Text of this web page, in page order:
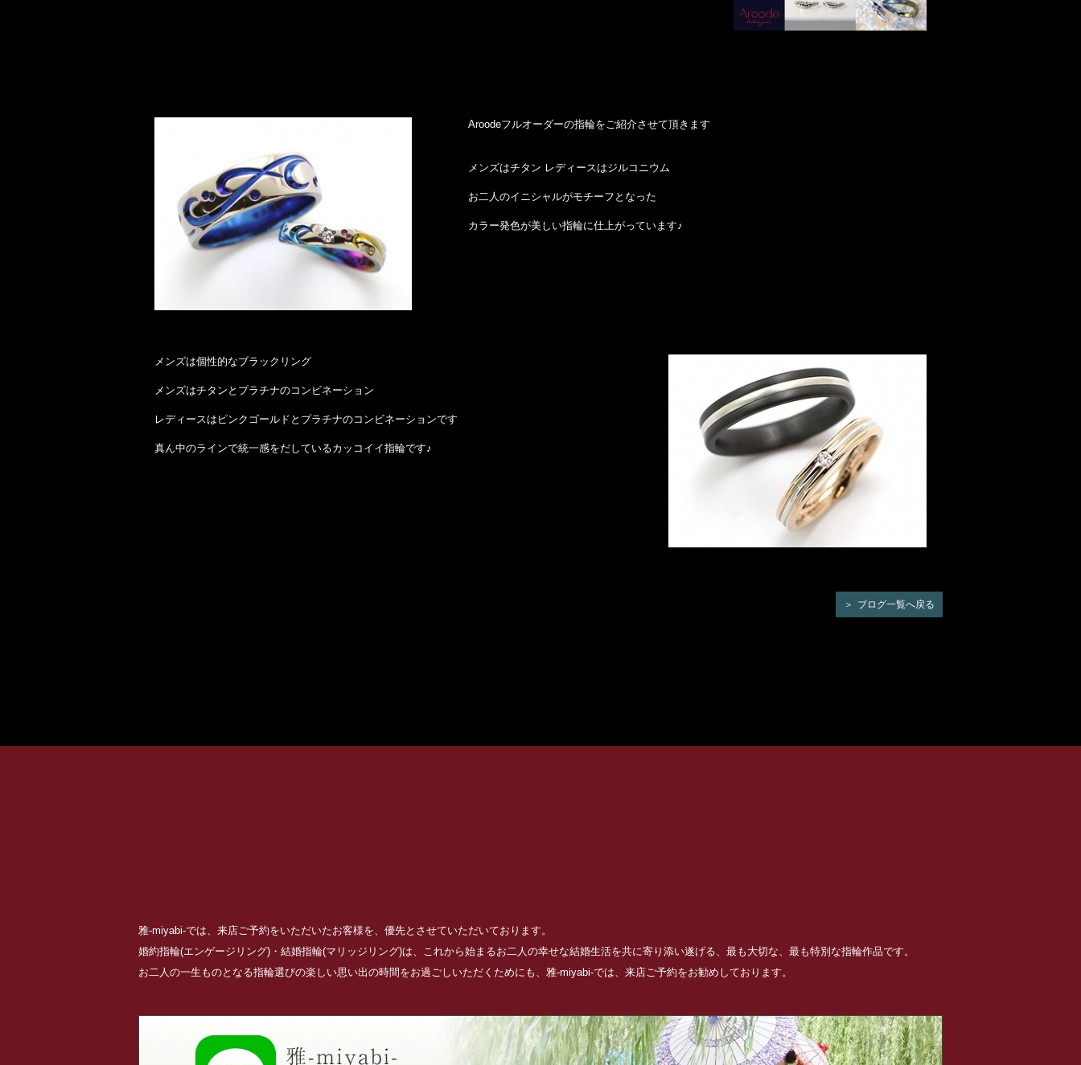
Aroodeフルオーダーの指輪をご紹介させて頂きます
メンズはチタン レディースはジルコニウム
お二人のイニシャルがモチーフとなった
カラー発色が美しい指輪に仕上がっています♪
メンズは個性的なブラックリング
メンズはチタンとプラチナのコンビネーション
レディースはピンクゴールドとプラチナのコンビネーションです
真ん中のラインで統一感をだしているカッコイイ指輪です♪
ブログ一覧へ戻る
雅-miyabi-では、来店ご予約をいただいたお客様を、優先とさせていただいております。
婚約指輪(エンゲージリング)・結婚指輪(マリッジリング)は、これから始まるお二人の幸せな結婚生活を共に寄り添い遂げる、最も大切な、最も特別な指輪作品です。
お二人の一生ものとなる指輪選びの楽しい思い出の時間をお過ごしいただくためにも、雅-miyabi-では、来店ご予約をお勧めしております。